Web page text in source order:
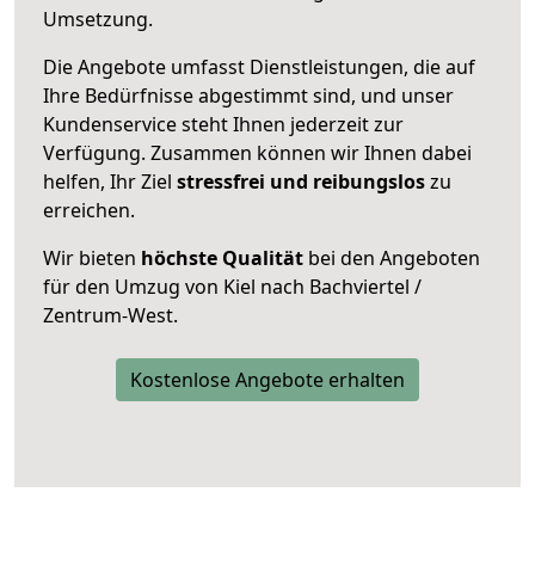
Umsetzung.
Die Angebote umfasst Dienstleistungen, die auf
Ihre Bedürfnisse abgestimmt sind, und unser
Kundenservice steht Ihnen jederzeit zur
Verfügung. Zusammen können wir Ihnen dabei
helfen, Ihr Ziel stressfrei und reibungsloszu
erreichen.
Wir bieten höchste Qualität bei den Angeboten
für den Umzug von Kiel nach Bachviertel /
Zentrum-West.
Kostenlose Angebote erhalten